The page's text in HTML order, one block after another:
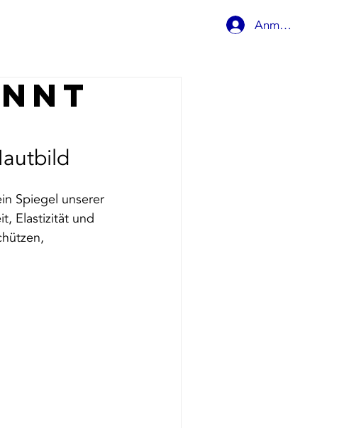
Anmelden
Spiegel unserer
Elastizität und